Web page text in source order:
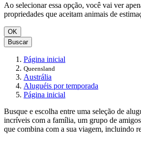
Ao selecionar essa opção, você vai ver
propriedades que aceitam animais de
OK
Buscar
Página inicial
Queensland
Austrália
Aluguéis por temporada
Página inicial
Busque e escolha entre uma seleção de
incríveis com a família, um grupo de
que combina com a sua viagem, incluindo